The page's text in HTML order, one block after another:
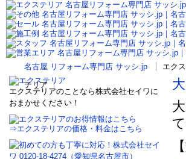
名古屋 リフォーム専門店 サッシ.jp
エク
テリア
エクステリアのことなら株式会社セイワに
おまかせください！
⇒エクステリアの価格・料金はこちら